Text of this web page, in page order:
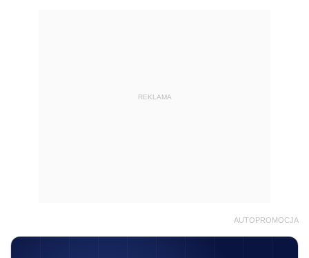
REKLAMA
AUTOPROMOCJA